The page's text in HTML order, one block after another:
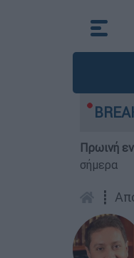
8 ημερών -
Πρωινή
σήμερα
┋